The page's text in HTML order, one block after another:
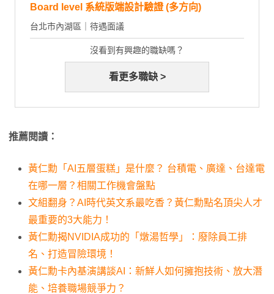
Board level 系統版端設計驗證 (多方向)
台北市內湖區｜待遇面議
沒看到有興趣的職缺嗎？
看更多職缺 >
推薦閱讀：
黃仁勳「AI五層蛋糕」是什麼？ 台積電、廣達、台達電
在哪一層？相關工作機會盤點
文組翻身？AI時代英文系最吃香？黃仁勳點名頂尖人才
最重要的3大能力！
黃仁勳揭NVIDIA成功的「燉湯哲學」：廢除員工排
名、打造冒險環境！
黃仁勳卡內基演講談AI：新鮮人如何擁抱技術、放大潛
能、培養職場競爭力？